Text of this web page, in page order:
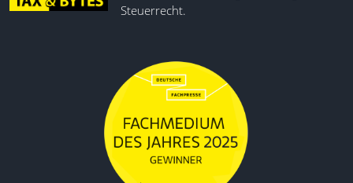
Steuerrecht.